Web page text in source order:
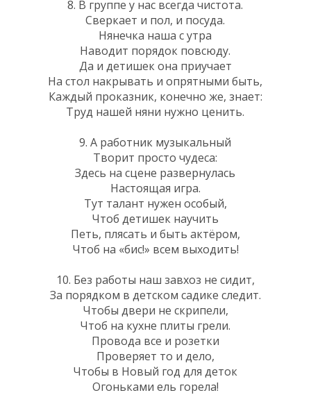
8. В группе у нас всегда чистота.
Сверкает и пол, и посуда.
Нянечка наша с утра
Наводит порядок повсюду.
Да и детишек она приучает
На стол накрывать и опрятными быть,
Каждый проказник, конечно же, знает:
Труд нашей няни нужно ценить.
9. А работник музыкальный
Творит просто чудеса:
Здесь на сцене развернулась
Настоящая игра.
Тут талант нужен особый,
Чтоб детишек научить
Петь, плясать и быть актёром,
Чтоб на «бис!» всем выходить!
10. Без работы наш завхоз не сидит,
За порядком в детском садике следит.
Чтобы двери не скрипели,
Чтоб на кухне плиты грели.
Провода все и розетки
Проверяет то и дело,
Чтобы в Новый год для деток
Огоньками ель горела!